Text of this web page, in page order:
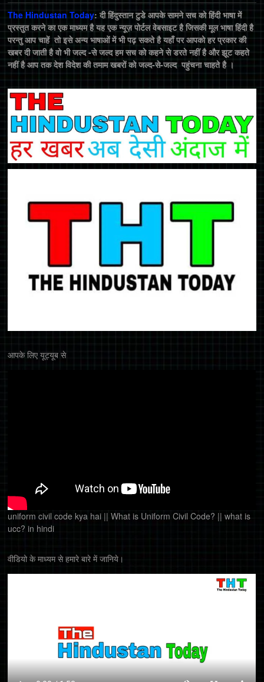
The Hindustan Today: दी हिंदुस्तान टुडे आपके सामने सच को हिंदी भाषा में
प्रस्तुत करने का एक माध्यम है यह एक न्यूज़ पोर्टल वेबसाइट है जिसकी मूल भाषा हिंदी है
परन्तु आप चाहें तो इसे अन्य भाषाओं में भी पढ़ सकते है यहाँ पर आपको हर प्रकार की
खबर दी जाती है वो भी जल्द -से जल्द हम सच को कहने से डरते नहीं है और झूट कहते
नहीं है आप तक देश विदेश की तमाम खबरों को जल्द-से-जल्द पहुंचना चाहते है ।
आपके लिए यूट्यूब से
uniform civil code kya hai || What is Uniform Civil Code? || what is
ucc? in hindi
वीडियो के माध्यम से हमारे बारे में जानिये।